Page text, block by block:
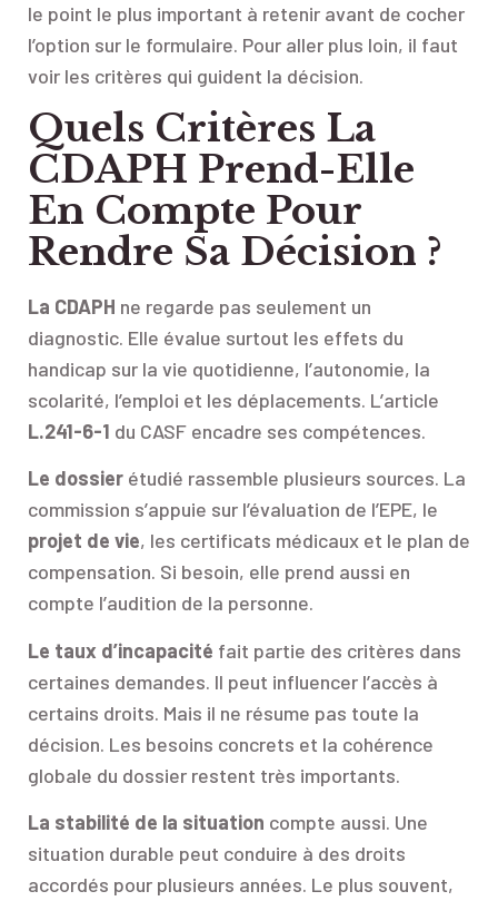
le point le plus important à retenir avant de cocher
l’option sur le formulaire. Pour aller plus loin, il faut
voir les critères qui guident la décision.
Quels Critères La
CDAPH Prend-Elle
En Compte Pour
Rendre Sa Décision ?
La CDAPH ne regarde pas seulement un
diagnostic. Elle évalue surtout les effets du
handicap sur la vie quotidienne, l’autonomie, la
scolarité, l’emploi et les déplacements. L’article
L.241-6-1 du CASF encadre ses compétences.
Le dossier étudié rassemble plusieurs sources. La
commission s’appuie sur l’évaluation de l’EPE, le
projet de vie, les certificats médicaux et le plan de
compensation. Si besoin, elle prend aussi en
compte l’audition de la personne.
Le taux d’incapacité fait partie des critères dans
certaines demandes. Il peut influencer l’accès à
certains droits. Mais il ne résume pas toute la
décision. Les besoins concrets et la cohérence
globale du dossier restent très importants.
La stabilité de la situation compte aussi. Une
situation durable peut conduire à des droits
accordés pour plusieurs années. Le plus souvent,